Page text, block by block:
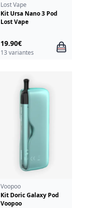
Lost Vape
Kit Ursa Nano 3 Pod
Lost Vape
19.90€
13 variantes
Voopoo
Kit Doric Galaxy Pod
Voopoo